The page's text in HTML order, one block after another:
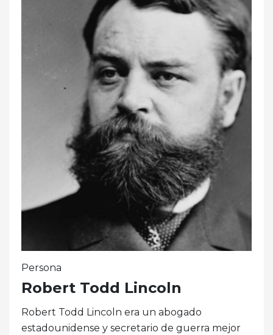
Persona
Robert Todd Lincoln
Robert Todd Lincoln era un abogado
estadounidense y secretario de guerra mejor